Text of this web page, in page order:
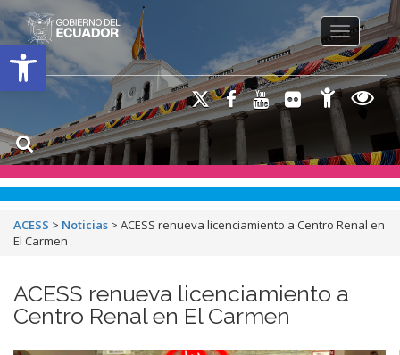
Open toolbar
Toggle
ACESS > Noticias > ACESS renueva licenciamiento a Centro Renal en
El Carmen
ACESS renueva licenciamiento a
Centro Renal en El Carmen